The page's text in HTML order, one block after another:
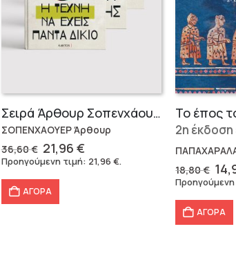
Σειρά Άρθουρ Σοπενχάουερ (3 βιβλία)
ΣΟΠΕΝΧΑΟΥΕΡ Άρθουρ
36,60€ Original
price
36,60 €.
21,96 €Η
τρέχουσα
Προηγούμενη τιμή: 21,96 €.
ΑΓΟΡΑ
Το έπος
2η
18,80€
ΑΓΟΡΑ